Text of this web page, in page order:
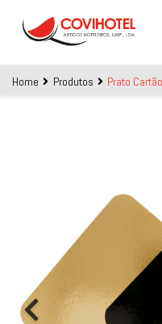
Home Produtos Prato